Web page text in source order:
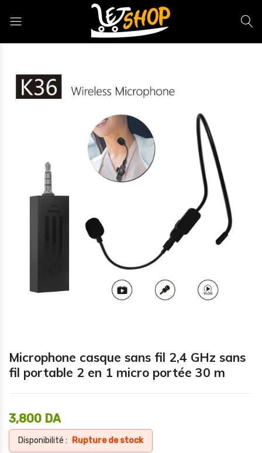
Microphone casque sans fil 2,4 GHz sans
fil portable 2 en 1 micro portée 30 m
3,800 DA
Disponibilité : Rupture de stock